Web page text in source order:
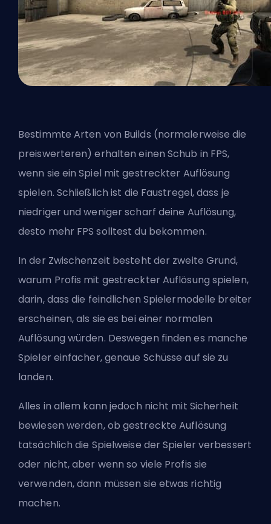
Bestimmte Arten von Builds (normalerweise die
preiswerteren) erhalten einen Schub in FPS,
wenn sie ein Spiel mit gestreckter Auflösung
spielen. Schließlich ist die Faustregel, dass je
niedriger und weniger scharf deine Auflösung,
desto mehr FPS solltest du bekommen.
In der Zwischenzeit besteht der zweite Grund,
warum Profis mit gestreckter Auflösung spielen,
darin, dass die feindlichen Spielermodelle breiter
erscheinen, als sie es bei einer normalen
Auflösung würden. Deswegen finden es manche
Spieler einfacher, genaue Schüsse auf sie zu
landen.
Alles in allem kann jedoch nicht mit Sicherheit
bewiesen werden, ob gestreckte Auflösung
tatsächlich die Spielweise der Spieler verbessert
oder nicht, aber wenn so viele Profis sie
verwenden, dann müssen sie etwas richtig
machen.